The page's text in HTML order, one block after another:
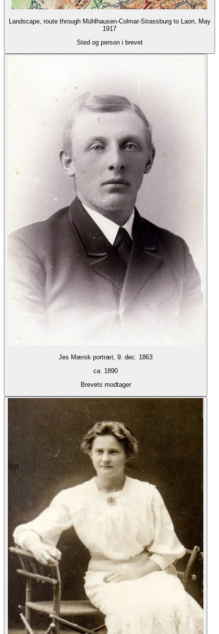
Landscape, route through Mühlhausen-Colmar-Strassburg to Laon, May
1917
Sted og person i brevet
Jes Mærsk portræt, 9. dec. 1863
ca. 1890
Brevets modtager